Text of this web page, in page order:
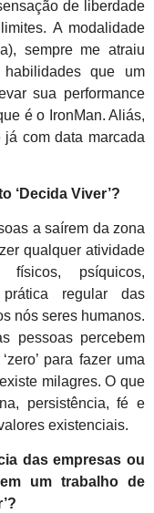
de liberdade
A modalidade
sempre me atraiu
que um
sua performance
é o IronMan. Aliás,
com data marcada
‘Decida Viver’?
a saírem da zona
qualquer atividade
psíquicos,
regular das
nós seres humanos.
pessoas percebem
para fazer uma
milagres. O que
persistência, fé e
existenciais.
das empresas ou
um trabalho de